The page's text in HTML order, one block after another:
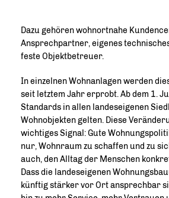
Dazu gehören wohnortnahe
Ansprechpartner, eigenes
feste Objektbetreuer.
In einzelnen Wohnanlagen werden
seit letztem Jahr erprobt. Ab dem 1.
Standards in allen landeseigenen
Wohnobjekten gelten. Diese
wichtiges Signal: Gute
nur, Wohnraum zu schaffen und zu
auch, den Alltag der Menschen
Dass die landeseigenen
künftig stärker vor Ort ansprechbar